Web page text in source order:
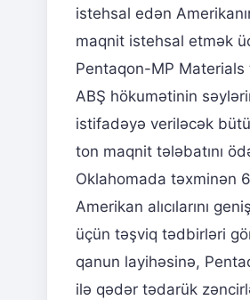
istehsal edən
maqnit istehsal etmək
Pentaqon-MP Materials
ABŞ hökumətinin
istifadəyə veriləcək
ton maqnit tələbatını
Oklahomada təxminən
Amerikan alıcılarını
üçün təşviq tədbirləri
qanun layihəsinə,
ilə qədər tədarük